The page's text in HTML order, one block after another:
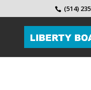
(514)